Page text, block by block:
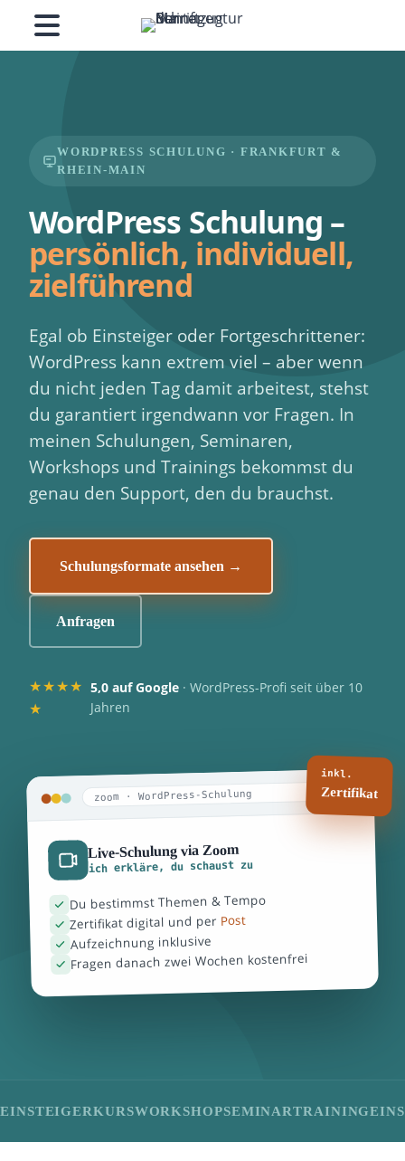
Inhalt
springen
WORDPRESS SCHULUNG · FRANKFURT &
RHEIN-MAIN
WordPress Schulung –
persönlich, individuell,
zielführend
Egal ob Einsteiger oder Fortgeschrittener:
WordPress kann extrem viel – aber wenn
du nicht jeden Tag damit arbeitest, stehst
du garantiert irgendwann vor Fragen. In
meinen Schulungen, Seminaren,
Workshops und Trainings bekommst du
genau den Support, den du brauchst.
Schulungsformate ansehen →
Anfragen
★★★★
★
5,0 auf Google· WordPress-Profi seit über 10
Jahren
zoom · WordPress-Schulung
Live-Schulung via Zoom
ich erkläre, du schaust zu
Du bestimmst Themen & Tempo
Zertifikat digital und per Post
Aufzeichnung inklusive
Fragen danach zwei Wochen kostenfrei
inkl.
Zertifikat
EINSTEIGERKURSWORKSHOPSEMINARTRAINING